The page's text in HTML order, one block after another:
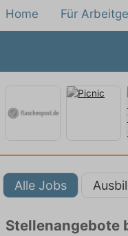
Home Für
Alle Jobs
Stellenangebote